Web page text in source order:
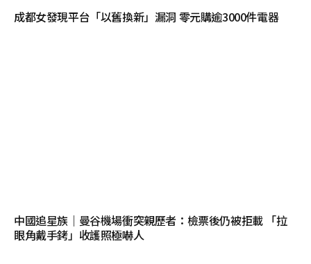
成都女發現平台「以舊換新」漏洞 零元購逾3000件電器
中國追星族｜曼谷機場衝突親歷者：檢票後仍被拒載 「拉
眼角戴手銬」收護照極嚇人